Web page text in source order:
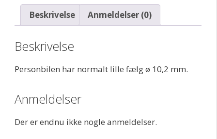
Beskrivelse Anmeldelser (0)
Beskrivelse
Personbilen har normalt lille fælg ø 10,2 mm.
Anmeldelser
Der er endnu ikke nogle anmeldelser.